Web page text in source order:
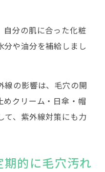
自分の肌に合った化粧
分や油分を補給しまし
線の影響は、毛穴の開
めクリーム・日傘・帽
て、紫外線対策にも力
的に毛穴汚れ